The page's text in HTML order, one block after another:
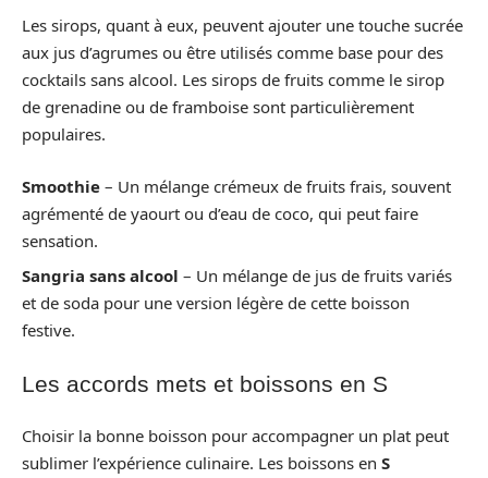
Les sirops, quant à eux, peuvent ajouter une touche sucrée
aux jus d’agrumes ou être utilisés comme base pour des
cocktails sans alcool. Les sirops de fruits comme le sirop
de grenadine ou de framboise sont particulièrement
populaires.
Smoothie – Un mélange crémeux de fruits frais, souvent
agrémenté de yaourt ou d’eau de coco, qui peut faire
sensation.
Sangria sans alcool – Un mélange de jus de fruits variés
et de soda pour une version légère de cette boisson
festive.
Les accords mets et boissons en S
Choisir la bonne boisson pour accompagner un plat peut
sublimer l’expérience culinaire. Les boissons en S